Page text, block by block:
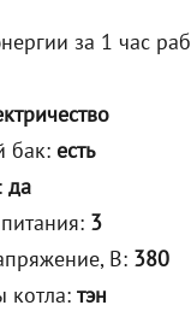
за 1 час
бак: есть
да
3
В: 380
котла:тэн